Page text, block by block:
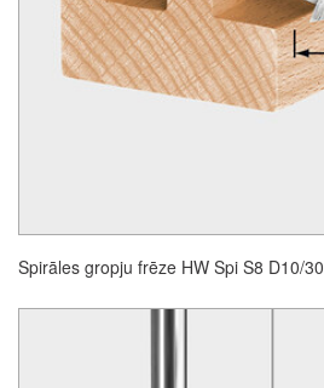
Spirāles gropju frēze HW Spi S8 D10/30